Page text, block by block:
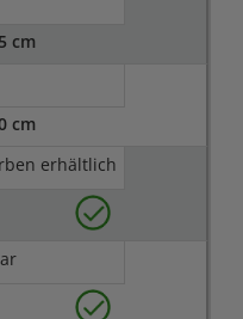
cm
cm
erhältlich